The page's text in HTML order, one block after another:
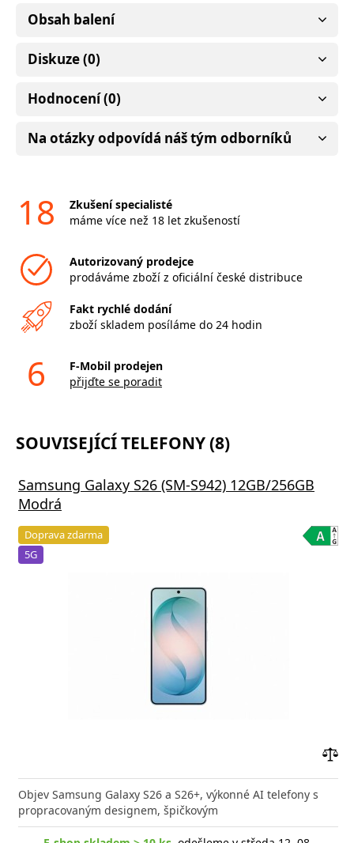
Obsah balení
Diskuze (0)
Hodnocení (0)
Na otázky odpovídá náš tým odborníků
18
Zkušení specialisté
máme více než 18 let zkušeností
Autorizovaný prodejce
prodáváme zboží z oficiální české distribuce
Fakt rychlé dodání
zboží skladem posíláme do 24 hodin
6
F-Mobil prodejen
přijďte se poradit
SOUVISEJÍCÍ TELEFONY (8)
Samsung Galaxy S26 (SM-S942) 12GB/256GB
Modrá
Doprava zdarma
5G
Objev Samsung Galaxy S26 a S26+, výkonné AI telefony s
propracovaným designem, špičkovým